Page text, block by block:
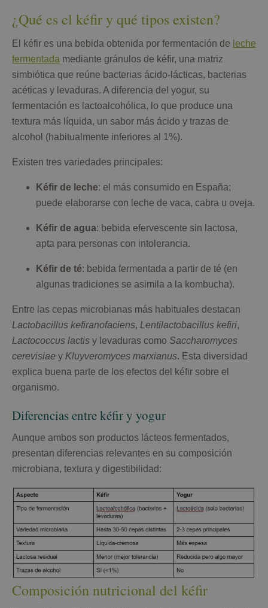
¿Qué es el kéfir y qué tipos existen?
El kéfir es una bebida obtenida por fermentación de leche
fermentada mediante gránulos de kéfir, una matriz
simbiótica que reúne bacterias ácido-lácticas, bacterias
acéticas y levaduras. A diferencia del yogur, su
fermentación es lactoalcohólica, lo que produce una
textura más líquida, un sabor más ácido y trazas de
alcohol (habitualmente inferiores al 1%).
Existen tres variedades principales:
Kéfir de leche: el más consumido en España;
puede elaborarse con leche de vaca, cabra u oveja.
Kéfir de agua: bebida efervescente sin lactosa,
apta para personas con intolerancia.
Kéfir de té: bebida fermentada a partir de té (en
algunas tradiciones se asimila a la kombucha).
Entre las cepas microbianas más habituales destacan
Lactobacillus kefiranofaciens, Lentilactobacillus kefiri,
Lactococcus lactis y levaduras como Saccharomyces
cerevisiae y Kluyveromyces marxianus. Esta diversidad
explica buena parte de los efectos del kéfir sobre el
organismo.
Diferencias entre kéfir y yogur
Aunque ambos son productos lácteos fermentados,
presentan diferencias relevantes en su composición
microbiana, textura y digestibilidad:
Composición nutricional del kéfir